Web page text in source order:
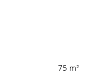
75 m²